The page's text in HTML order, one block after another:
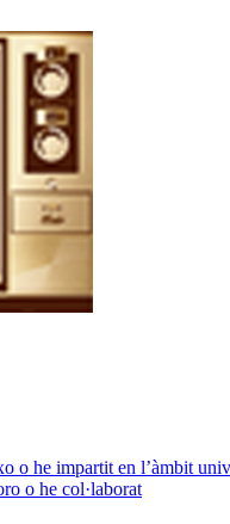
o he impartit en l’àmbit
o he col·laborat